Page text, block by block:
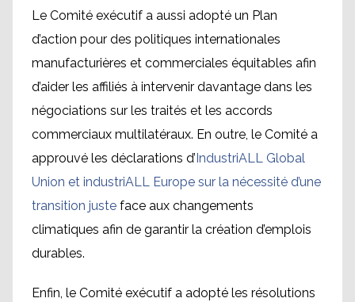
Le Comité exécutif a aussi adopté un Plan
d’action pour des politiques internationales
manufacturières et commerciales équitables afin
d’aider les affiliés à intervenir davantage dans les
négociations sur les traités et les accords
commerciaux multilatéraux. En outre, le Comité a
approuvé les déclarations d’ IndustriALL Global
Union et industriALL Europe sur la nécessité d’une
transition juste face aux changements
climatiques afin de garantir la création d’emplois
durables.
Enfin, le Comité exécutif a adopté les résolutions